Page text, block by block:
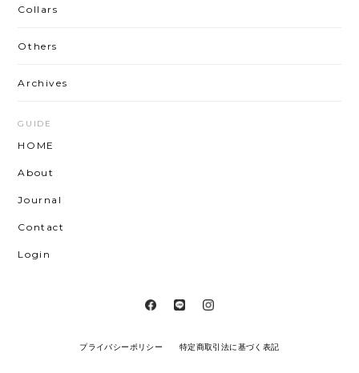
Collars
Others
Archives
GUIDE
HOME
About
Journal
Contact
Login
プライバシーポリシー 特定商取引法に基づく表記